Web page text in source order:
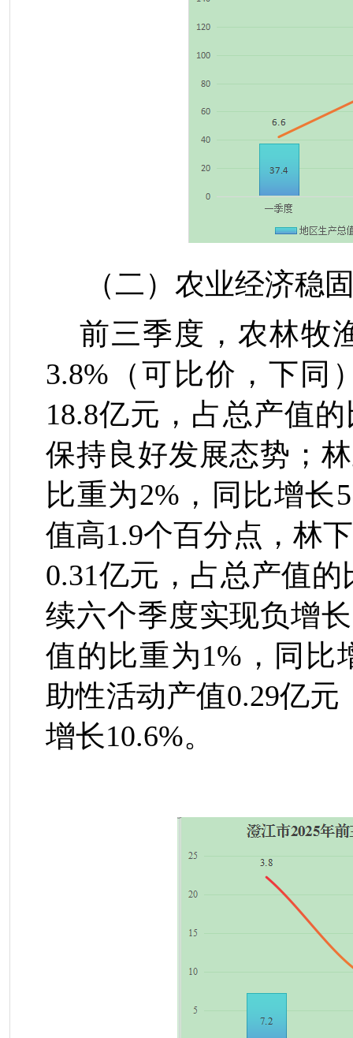
（二）农业经济稳
前三季度， 农林牧
3.8% （可比价，下同
18.8亿元，占总产值
保持良好发展态势；
比重为2% ，同比增长
值高1.9个百分点，林
0.31亿元，占总产值的
续六个季度实现负增
值的比重为1% ，同比
助性活动产值0.29亿元
增长10.6%。